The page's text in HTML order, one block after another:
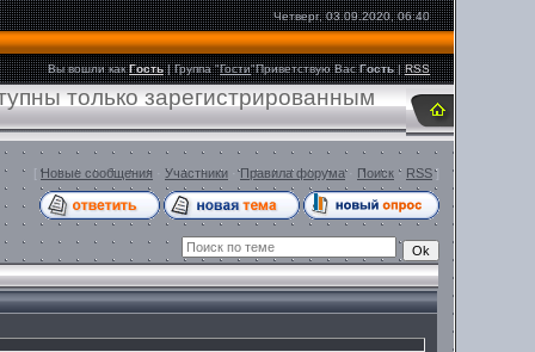
Четверг, 03.09.2020, 06:40
Вы вошли как Гость|Группа"Гости"Приветствую Вас Гость |RSS
только зарегистрированным
[ Новые сообщения Участники ·Правила форума· Поиск · RSS]